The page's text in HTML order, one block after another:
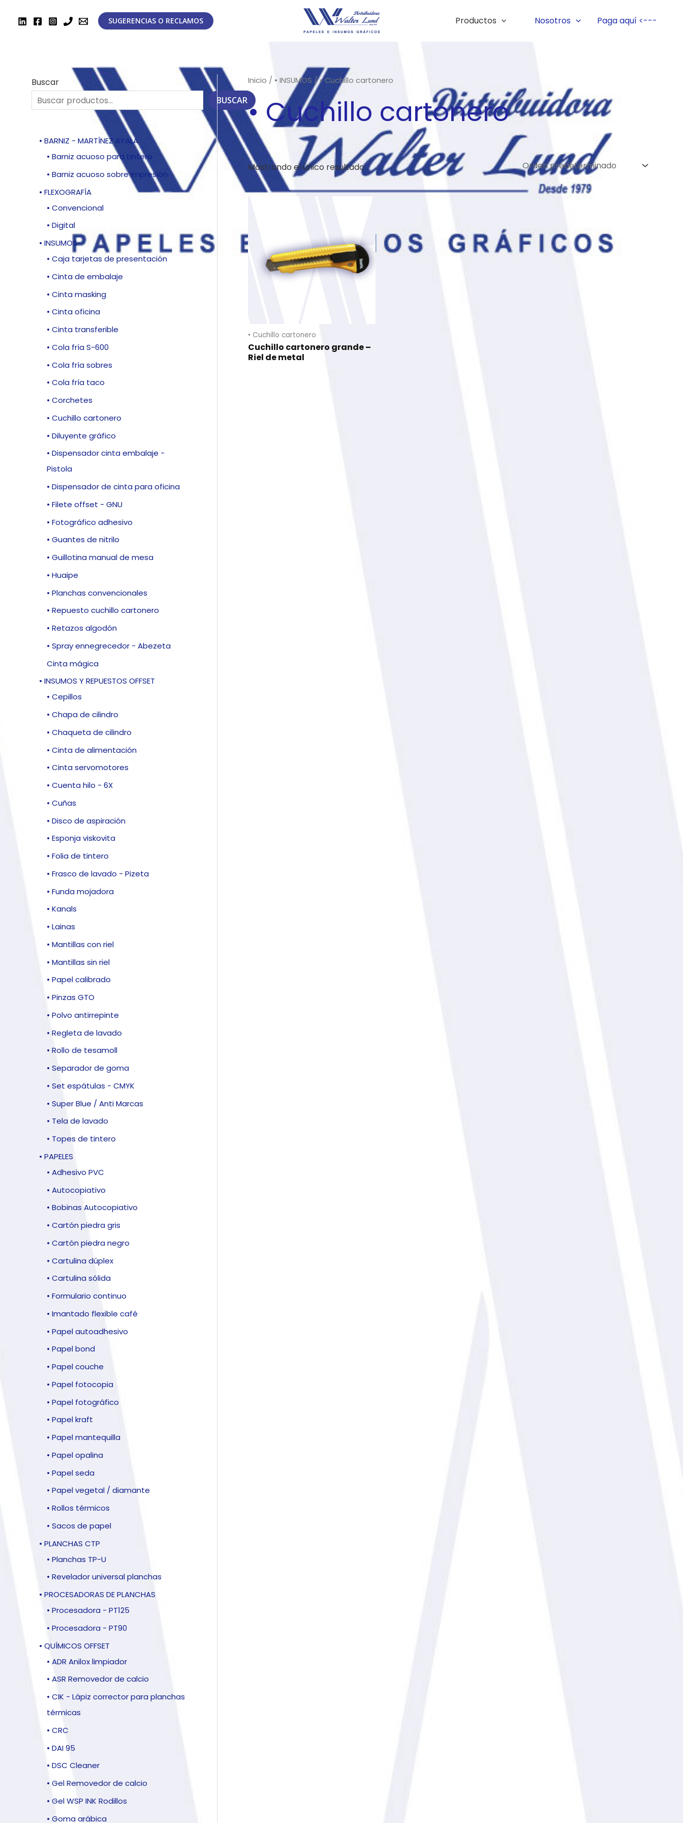
SUGERENCIAS O RECLAMOS Productos Nosotros Paga aquí <---
Buscar
BUSCAR
• BARNIZ - MARTÍNEZ AYALA
• Barniz acuoso para tintero
• Barniz acuoso sobre impresión
• FLEXOGRAFÍA
• Convencional
• Digital
• INSUMOS
• Caja tarjetas de presentación
• Cinta de embalaje
• Cinta masking
• Cinta oficina
• Cinta transferible
• Cola fría S-600
• Cola fría sobres
• Cola fría taco
• Corchetes
• Cuchillo cartonero
• Diluyente gráfico
• Dispensador cinta embalaje -
Pistola
• Dispensador de cinta para oficina
• Filete offset - GNU
• Fotográfico adhesivo
• Guantes de nitrilo
• Guillotina manual de mesa
• Huaipe
• Planchas convencionales
• Repuesto cuchillo cartonero
• Retazos algodón
• Spray ennegrecedor - Abezeta
Cinta mágica
• INSUMOS Y REPUESTOS OFFSET
• Cepillos
• Chapa de cilindro
• Chaqueta de cilindro
• Cinta de alimentación
• Cinta servomotores
• Cuenta hilo - 6X
• Cuñas
• Disco de aspiración
• Esponja viskovita
• Folia de tintero
• Frasco de lavado - Pizeta
• Funda mojadora
• Kanals
• Lainas
• Mantillas con riel
• Mantillas sin riel
• Papel calibrado
• Pinzas GTO
• Polvo antirrepinte
• Regleta de lavado
• Rollo de tesamoll
• Separador de goma
• Set espátulas - CMYK
• Super Blue / Anti Marcas
• Tela de lavado
• Topes de tintero
• PAPELES
• Adhesivo PVC
• Autocopiativo
• Bobinas Autocopiativo
• Cartón piedra gris
• Cartón piedra negro
• Cartulina dúplex
• Cartulina sólida
• Formulario continuo
• Imantado flexible café
• Papel autoadhesivo
• Papel bond
• Papel couche
• Papel fotocopia
• Papel fotográfico
• Papel kraft
• Papel mantequilla
• Papel opalina
• Papel seda
• Papel vegetal / diamante
• Rollos térmicos
• Sacos de papel
• PLANCHAS CTP
• Planchas TP-U
• Revelador universal planchas
• PROCESADORAS DE PLANCHAS
• Procesadora - PT125
• Procesadora - PT90
• QUÍMICOS OFFSET
• ADR Anilox limpiador
• ASR Removedor de calcio
• CIK - Lápiz corrector para planchas
térmicas
• CRC
• DAI 95
• DSC Cleaner
• Gel Removedor de calcio
• Gel WSP INK Rodillos
• Goma arábica
Inicio / • INSUMOS / • Cuchillo cartonero
• Cuchillo cartonero
Mostrando el único resultado
• Cuchillo cartonero
Cuchillo cartonero grande –
Riel de metal